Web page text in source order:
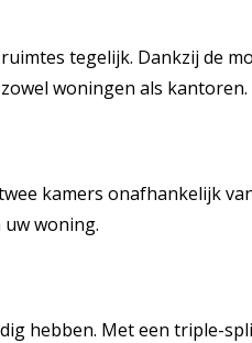
tegelijk. Dankzij de
woningen als kantoren.
kamers onafhankelijk
woning.
hebben. Met een triple-